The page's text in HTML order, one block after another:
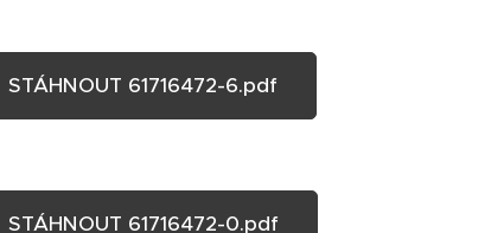
STÁHNOUT 61716472-6.pdf
STÁHNOUT 61716472-0.pdf